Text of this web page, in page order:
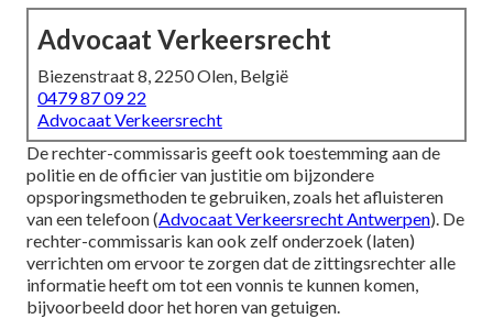
Advocaat Verkeersrecht
Biezenstraat 8, 2250 Olen, België
0479 87 09 22
Advocaat Verkeersrecht
De rechter-commissaris geeft ook toestemming aan de
politie en de officier van justitie om bijzondere
opsporingsmethoden te gebruiken, zoals het afluisteren
van een telefoon (Advocaat Verkeersrecht Antwerpen). De
rechter-commissaris kan ook zelf onderzoek (laten)
verrichten om ervoor te zorgen dat de zittingsrechter alle
informatie heeft om tot een vonnis te kunnen komen,
bijvoorbeeld door het horen van getuigen.